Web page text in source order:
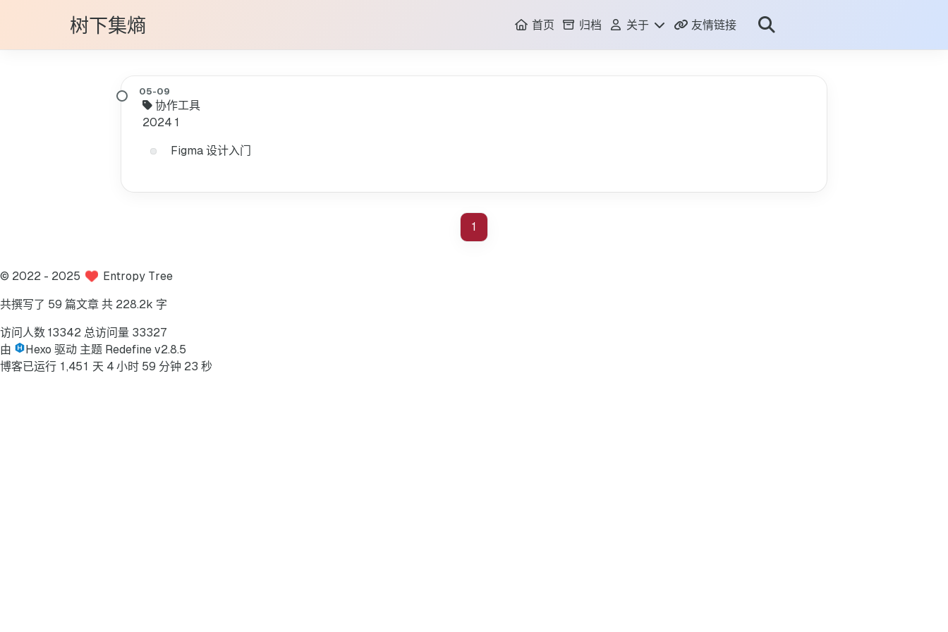
树下集熵 首页 归档
关于
友情链接
协作工具
2024 1
Figma 设计入门
1
© 2022 - 2025 Entropy Tree
共撰写了 59 篇文章 共 228.2k 字
访问人数 13342 总访问量 33327
由
Hexo 驱动 主题 Redefine v2.8.5
博客已运行 1 ,451 天 4 小时 59 分钟 23
4
秒